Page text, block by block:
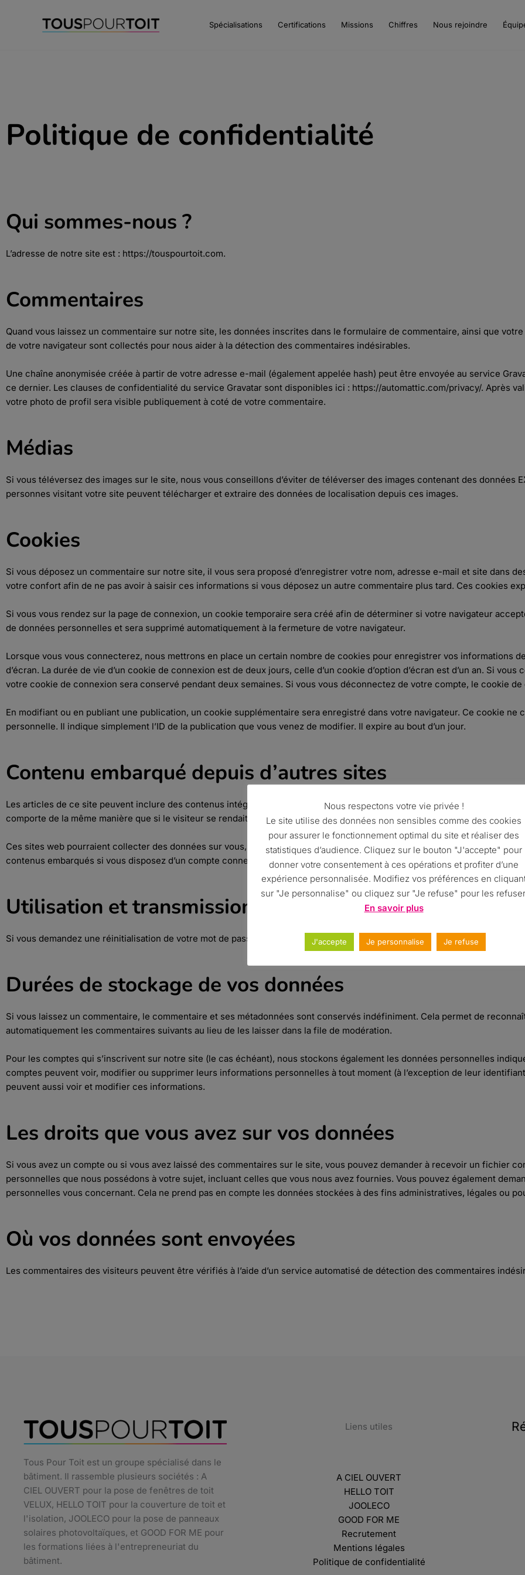
Spécialisations Certifications Missions Chiffres Nous rejoindre
Politique de confidentialité
Qui sommes-nous ?
L’adresse de notre site est : https://touspourtoit.com.
Commentaires
Quand vous laissez un commentaire sur notre site, les données inscrites dans le formulaire de commentaire, ainsi que
de votre navigateur sont collectés pour nous aider à la détection des commentaires indésirables.
Une chaîne anonymisée créée à partir de votre adresse e-mail (également appelée hash) peut être envoyée au service
ce dernier. Les clauses de confidentialité du service Gravatar sont disponibles ici : https://automattic.com/privacy/. Après
votre photo de profil sera visible publiquement à coté de votre commentaire.
Médias
Si vous téléversez des images sur le site, nous vous conseillons d’éviter de téléverser des images contenant des données
personnes visitant votre site peuvent télécharger et extraire des données de localisation depuis ces images.
Cookies
Si vous déposez un commentaire sur notre site, il vous sera proposé d’enregistrer votre nom, adresse e-mail et site dans
votre confort afin de ne pas avoir à saisir ces informations si vous déposez un autre commentaire plus tard. Ces cookies
Si vous vous rendez sur la page de connexion, un cookie temporaire sera créé afin de déterminer si votre navigateur
de données personnelles et sera supprimé automatiquement à la fermeture de votre navigateur.
Lorsque vous vous connecterez, nous mettrons en place un certain nombre de cookies pour enregistrer vos informations
d’écran. La durée de vie d’un cookie de connexion est de deux jours, celle d’un cookie d’option d’écran est d’un an. Si
votre cookie de connexion sera conservé pendant deux semaines. Si vous vous déconnectez de votre compte, le cookie
En modifiant ou en publiant une publication, un cookie supplémentaire sera enregistré dans votre navigateur. Ce cookie ne
personnelle. Il indique simplement l’ID de la publication que vous venez de modifier. Il expire au bout d’un jour.
Contenu embarqué depuis d’autres sites
Les articles de ce site peuvent inclure des contenus intégrés (par exemple des vidéos, images, articles…). Le contenu
comporte de la même manière que si le visiteur se rendait sur cet autre site.
Ces sites web pourraient collecter des données sur vous, utiliser des cookies, embarquer des outils de suivis tiers, suivre
contenus embarqués si vous disposez d’un compte connecté sur leur site web.
Utilisation et transmission de vos données personnelles
Si vous demandez une réinitialisation de votre mot de passe, votre adresse IP sera incluse dans l’e-mail de réinitialisation.
Durées de stockage de vos données
Si vous laissez un commentaire, le commentaire et ses métadonnées sont conservés indéfiniment. Cela permet de
automatiquement les commentaires suivants au lieu de les laisser dans la file de modération.
Pour les comptes qui s’inscrivent sur notre site (le cas échéant), nous stockons également les données personnelles
comptes peuvent voir, modifier ou supprimer leurs informations personnelles à tout moment (à l’exception de leur
peuvent aussi voir et modifier ces informations.
Les droits que vous avez sur vos données
Si vous avez un compte ou si vous avez laissé des commentaires sur le site, vous pouvez demander à recevoir un fichier
personnelles que nous possédons à votre sujet, incluant celles que vous nous avez fournies. Vous pouvez également
personnelles vous concernant. Cela ne prend pas en compte les données stockées à des fins administratives, légales ou
Où vos données sont envoyées
Les commentaires des visiteurs peuvent être vérifiés à l’aide d’un service automatisé de détection des commentaires
Tous Pour Toit est un groupe spécialisé dans le
bâtiment. Il rassemble plusieurs sociétés : A
CIEL OUVERT pour la pose de fenêtres de toit
VELUX, HELLO TOIT pour la couverture de toit et
l'isolation, JOOLECO pour la pose de panneaux
solaires photovoltaïques, et GOOD FOR ME pour
les formations liées à l'entrepreneuriat du
bâtiment.
Liens utiles
A CIEL OUVERT
HELLO TOIT
JOOLECO
GOOD FOR ME
Recrutement
Mentions légales
Politique de confidentialité
Nous respectons votre vie privée !
Le site utilise des données non sensibles comme des cookies
pour assurer le fonctionnement optimal du site et réaliser des
statistiques d’audience. Cliquez sur le bouton "J'accepte" pour
donner votre consentement à ces opérations et profiter d’une
expérience personnalisée. Modifiez vos préférences en
sur "Je personnalise" ou cliquez sur "Je refuse" pour les
En savoir plus
J'accepte Je personnalise Je refuse